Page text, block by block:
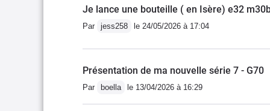
par appui long sur la
Je lance une bouteille ( en Isère) e32
Par jess258 le 24/05/2026 à 17:04
Présentation de ma nouvelle série 7 - G70
Par boella le 13/04/2026 à 16:29